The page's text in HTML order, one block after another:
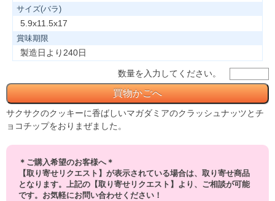
サイズ(バラ)
5.9x11.5x17
賞味期限
製造日より240日
数量を入力してください。
サクサクのクッキーに香ばしいマガダミアのクラッシュナッツとチ
ョコチップをおりまぜました。
＊ご購入希望のお客様へ＊
【取り寄せリクエスト】が表示されている場合は、取り寄せ商品
となります。上記の【取り寄せリクエスト】より、ご相談が可能
です。お気軽にお問い合わせください！